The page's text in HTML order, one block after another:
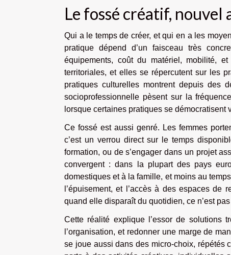
Le fossé créatif, nouvel
Qui a le temps de créer, et qui en a les
pratique dépend d’un faisceau très
équipements, coût du matériel, mobilité,
territoriales, et elles se répercutent sur les
pratiques culturelles montrent depuis des
socioprofessionnelle pèsent sur la
lorsque certaines pratiques se démocratisent
Ce fossé est aussi genré. Les femmes
c’est un verrou direct sur le temps
formation, ou de s’engager dans un projet
convergent : dans la plupart des pays
domestiques et à la famille, et moins au
l’épuisement, et l’accès à des espaces
quand elle disparaît du quotidien, ce n’est
Cette réalité explique l’essor de solutions
l’organisation, et redonner une marge de
se joue aussi dans des micro-choix, répétés